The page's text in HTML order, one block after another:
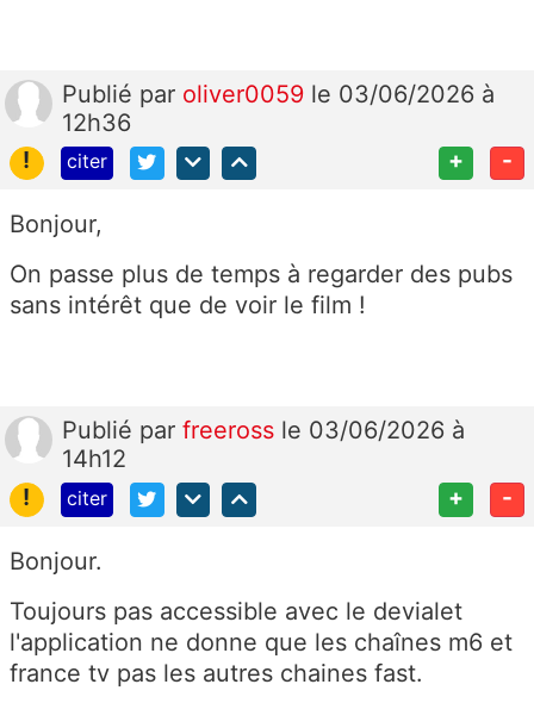
Publié par oliver0059 le 03/06/2026 à
12h36
!
citer + -
Bonjour,
On passe plus de temps à regarder des pubs
sans intérêt que de voir le film !
Publié par freeross le 03/06/2026 à
14h12
!
citer + -
Bonjour.
Toujours pas accessible avec le devialet
l'application ne donne que les chaînes m6 et
france tv pas les autres chaines fast.